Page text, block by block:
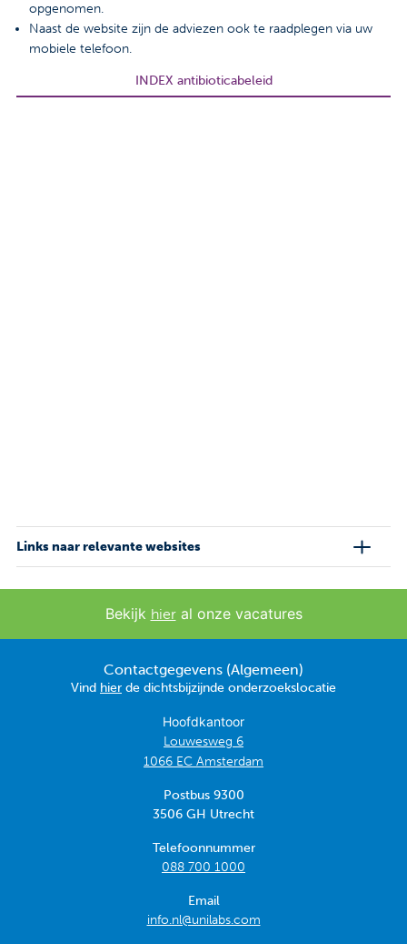
opgenomen.
Naast de website zijn de adviezen ook te raadplegen via uw
mobiele telefoon.
INDEX antibioticabeleid
Links naar relevante websites
Bekijk hieral onze vacatures
Contactgegevens (Algemeen)
Vind hier de dichtsbijzijnde onderzoekslocatie
Hoofdkantoor
Louwesweg 6
1066 EC Amsterdam
Postbus 9300
3506 GH Utrecht
Telefoonnummer
088 700 1000
Email
info.nl@unilabs.com